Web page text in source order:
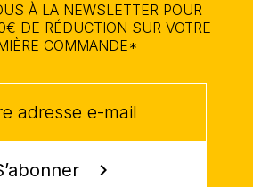
À LA NEWSLETTER POUR
DE RÉDUCTION SUR VOTRE
COMMANDE*
chevron_right